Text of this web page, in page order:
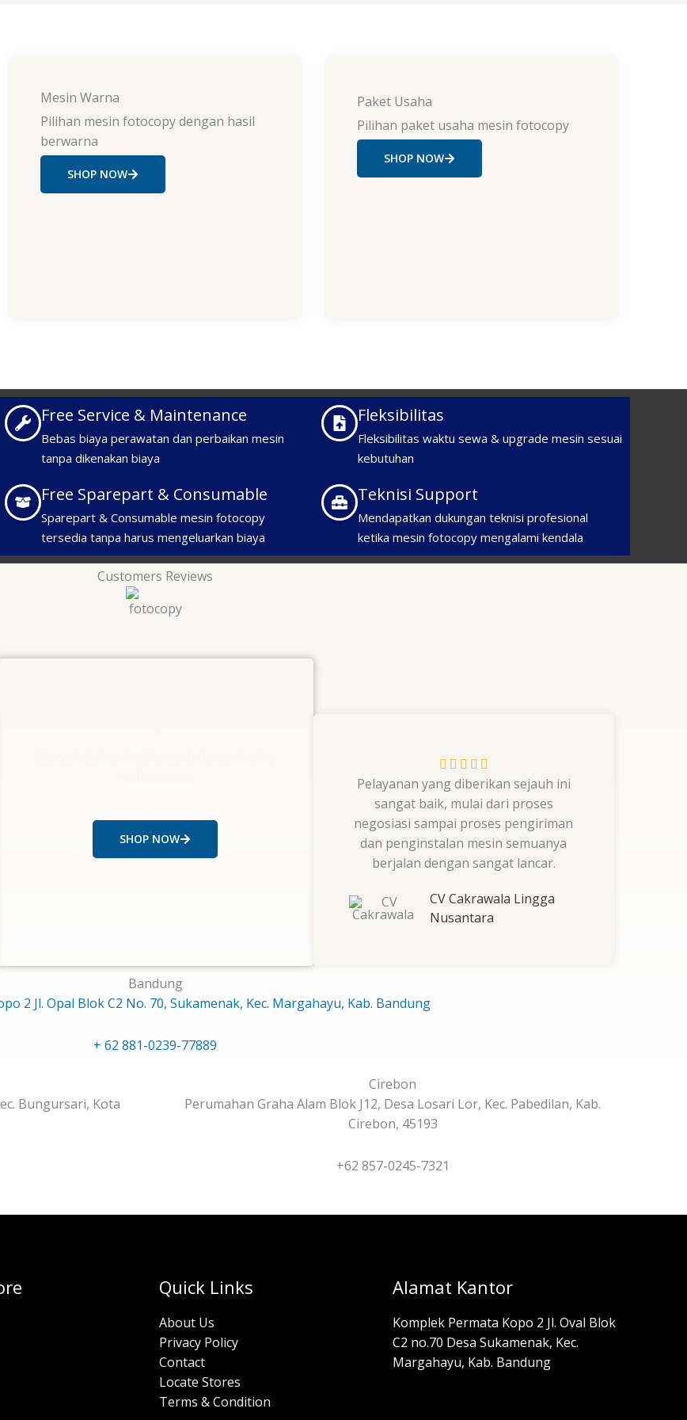
Mesin Warna
Pilihan mesin fotocopy dengan hasil
berwarna
SHOP NOW
Paket Usaha
Pilihan paket usaha mesin fotocopy
SHOP NOW
Free Service & Maintenance
Bebas biaya perawatan dan perbaikan mesin
tanpa dikenakan biaya
Fleksibilitas
Fleksibilitas waktu sewa & upgrade mesin sesuai
kebutuhan
Free Sparepart & Consumable
Sparepart & Consumable mesin fotocopy
tersedia tanpa harus mengeluarkan biaya
Teknisi Support
Mendapatkan dukungan teknisi profesional
ketika mesin fotocopy mengalami kendala
Customers Reviews
SHOP NOW
    
5
out
of
5
Pelayanan yang diberikan sejauh ini
sangat baik, mulai dari proses
negosiasi sampai proses pengiriman
dan penginstalan mesin semuanya
berjalan dengan sangat lancar.
CV Cakrawala Lingga
Nusantara
Bandung
2 Jl. Opal Blok C2 No. 70, Sukamenak, Kec. Margahayu, Kab. Bandung
+ 62 881-0239-77889
Bungursari, Kota
Cirebon
Perumahan Graha Alam Blok J12, Desa Losari Lor, Kec. Pabedilan, Kab.
Cirebon, 45193
+62 857-0245-7321
Quick Links
About Us
Privacy Policy
Contact
Locate Stores
Terms & Condition
Alamat Kantor
Komplek Permata Kopo 2 Jl. Oval Blok
C2 no.70 Desa Sukamenak, Kec.
Margahayu, Kab. Bandung